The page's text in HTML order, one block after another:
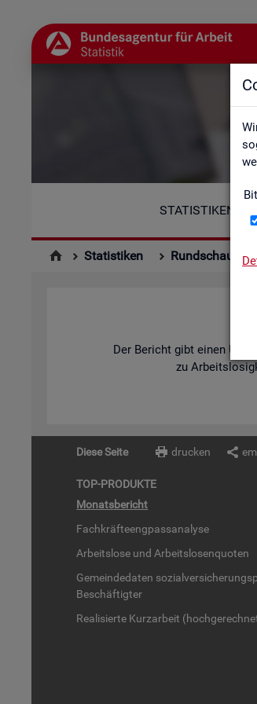
STATISTIKEN
Statistiken Rundschau
Der Be­richt gibt einen
zu
Diese Seite drucken
TOP-PRO­DUK­TE
Mo­nats­be­richt
Fach­kräf­te­eng­pass­ana­ly­se
Ar­beits­lo­se und Ar­beits­lo­sen­quo­ten
Ge­mein­de­da­ten
Be­schäf­tig­ter
Rea­li­sier­te Kurz­ar­beit